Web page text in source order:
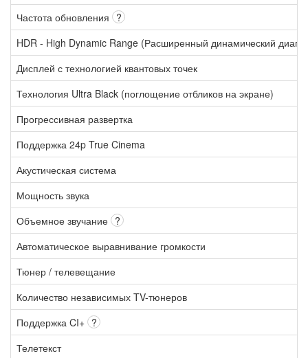
Частота обновления ?
HDR - High Dynamic Range (Расширенный динамический
Дисплей с технологией квантовых точек
Технология Ultra Black (поглощение отбликов на экране)
Прогрессивная развертка
Поддержка 24p True Cinema
Акустическая система
Мощность звука
Объемное звучание ?
Автоматическое выравнивание громкости
Тюнер / телевещание
Количество независимых TV-тюнеров
Поддержка CI+ ?
Телетекст